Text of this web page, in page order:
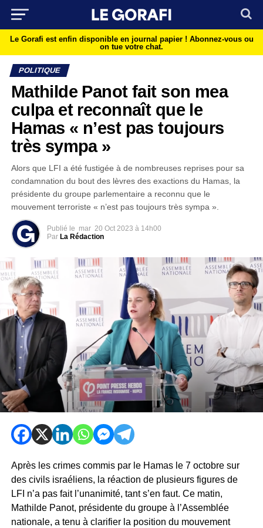
Le Gorafi est enfin disponible en journal papier ! Abonnez-vous ou
on tue votre chat.
POLITIQUE
Mathilde Panot fait son mea
culpa et reconnaît que le
Hamas « n’est pas toujours
très sympa »
Alors que LFI a été fustigée à de nombreuses reprises pour sa
condamnation du bout des lèvres des exactions du Hamas, la
présidente du groupe parlementaire a reconnu que le
mouvement terroriste « n’est pas toujours très sympa ».
Publié le mar 20 Oct 2023 à 14h00
Par La Rédaction
Après les crimes commis par le Hamas le 7 octobre sur
des civils israéliens, la réaction de plusieurs figures de
LFI n’a pas fait l’unanimité, tant s’en faut. Ce matin,
Mathilde Panot, présidente du groupe à l’Assemblée
nationale, a tenu à clarifier la position du mouvement